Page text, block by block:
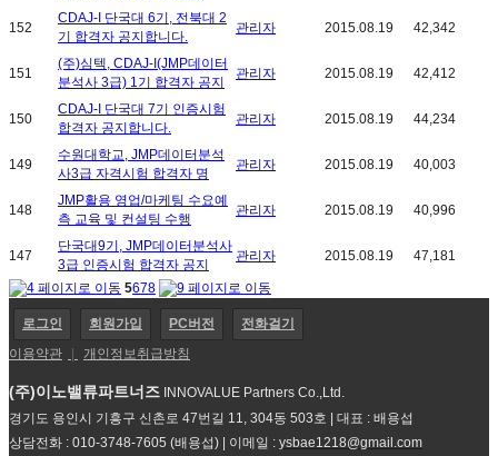
152
CDAJ-I 단국대 6기, 전북대 2
기 합격자 공지합니다.
관리자 2015.08.19 42,342
151
(주)심텍, CDAJ-I(JMP데이터
분석사 3급) 1기 합격자 공지
관리자 2015.08.19 42,412
150
CDAJ-I 단국대 7기 인증시험
합격자 공지합니다.
관리자 2015.08.19 44,234
149
수원대학교, JMP데이터분석
사3급 자격시험 합격자 명
관리자 2015.08.19 40,003
148
JMP활용 영업/마케팅 수요예
측 교육 및 컨설팅 수행
관리자 2015.08.19 40,996
147
단국대9기, JMP데이터분석사
3급 인증시험 합격자 공지
관리자 2015.08.19 47,181
5678
로그인 회원가입 PC버전
전화걸기
이용약관
개인정보취급방침
(주)이노밸류파트너즈 INNOVALUE Partners Co.,Ltd.
경기도 용인시 기흥구 신촌로 47번길 11, 304동 503호 | 대표 : 배용섭
상담전화 : 010-3748-7605 (배용섭) | 이메일 : ysbae1218@gmail.com